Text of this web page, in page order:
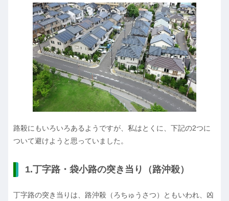
路殺にもいろいろあるようですが、私はとくに、下記の2つに
ついて避けようと思っていました。
1.丁字路・袋小路の突き当り（路沖殺）
丁字路の突き当りは、路沖殺（ろちゅうさつ）ともいわれ、凶